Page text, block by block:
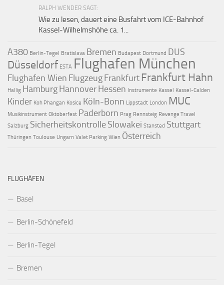
RALPH WENDER SAGT:
Wie zu lesen, dauert eine Busfahrt vom ICE-Bahnhof
Kassel-Wilhelmshöhe ca. 1...
A380 Berlin-Tegel Bratislava Bremen Budapest Dortmund DUS
Düsseldorf ESTA Flughafen München
Flughafen Wien Flugzeug Frankfurt Frankfurt Hahn
Hallig Hamburg Hannover Hessen Instrumente Kassel Kassel-Calden
Kinder Koh Phangan Kosice Köln-Bonn Lippstadt London MUC
Musikinstrument Oktoberfest Paderborn Prag Rennsteig Revenge Travel
Salzburg Sicherheitskontrolle Slowakei Stansted Stuttgart
Thüringen Toulouse Ungarn Valet Parking Wien Österreich
FLUGHÄFEN
Basel
Berlin-Schönefeld
Berlin-Tegel
Bremen